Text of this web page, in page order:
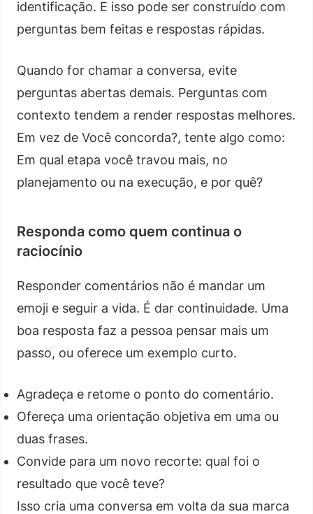
identificação. E isso pode ser construído com
perguntas bem feitas e respostas rápidas.
Quando for chamar a conversa, evite
perguntas abertas demais. Perguntas com
contexto tendem a render respostas melhores.
Em vez de Você concorda?, tente algo como:
Em qual etapa você travou mais, no
planejamento ou na execução, e por quê?
Responda como quem continua o
raciocínio
Responder comentários não é mandar um
emoji e seguir a vida. É dar continuidade. Uma
boa resposta faz a pessoa pensar mais um
passo, ou oferece um exemplo curto.
Agradeça e retome o ponto do comentário.
Ofereça uma orientação objetiva em uma ou
duas frases.
Convide para um novo recorte: qual foi o
resultado que você teve?
Isso cria uma conversa em volta da sua marca